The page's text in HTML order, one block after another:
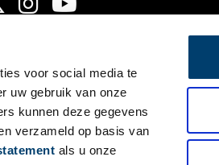
voor social media te
uw gebruik van onze
kunnen deze gegevens
verzameld op basis van
als u onze